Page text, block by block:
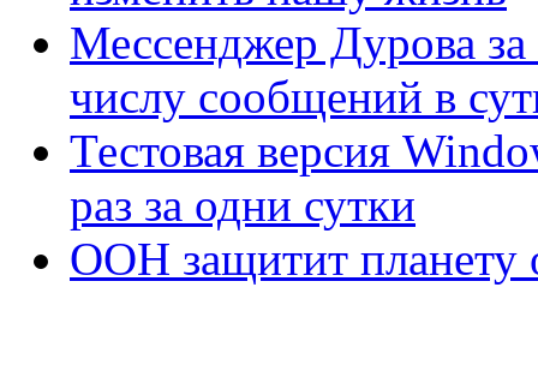
Мессенджер Дурова за
числу сообщений в
Тестовая версия
раз за одни сутки
ООН защитит планету